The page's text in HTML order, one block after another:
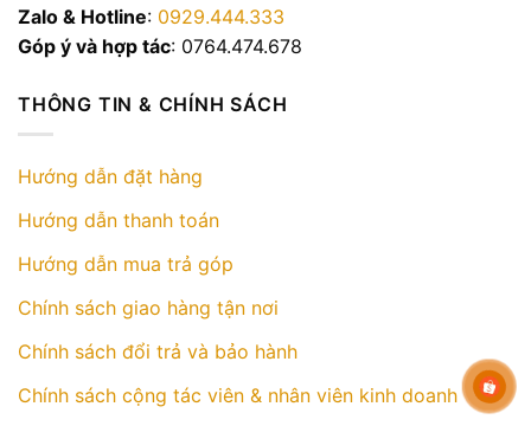
Zalo & Hotline: 0929.444.333
Góp ý và hợp tác: 0764.474.678
THÔNG TIN & CHÍNH SÁCH
Hướng dẫn đặt hàng
Hướng dẫn thanh toán
Hướng dẫn mua trả góp
Chính sách giao hàng tận nơi
Chính sách đổi trả và bảo hành
Chính sách cộng tác viên & nhân viên kinh doanh